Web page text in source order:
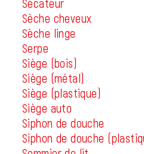
Sécateur
Sèche cheveux
Sèche linge
Serpe
Siège (bois)
Siège (métal)
Siège (plastique)
Siège auto
Siphon de douche
Siphon de douche